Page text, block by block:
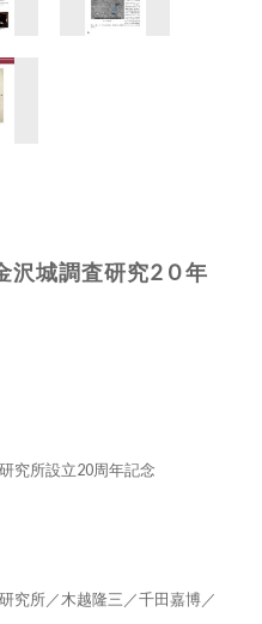
城調査研究2 0 年
究所設立20周年記念
究所／木越隆三／千田嘉博／